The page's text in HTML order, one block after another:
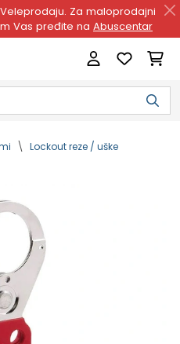
Za maloprodajni
Vas pređite na Abuscentar
Lockout reze / uške